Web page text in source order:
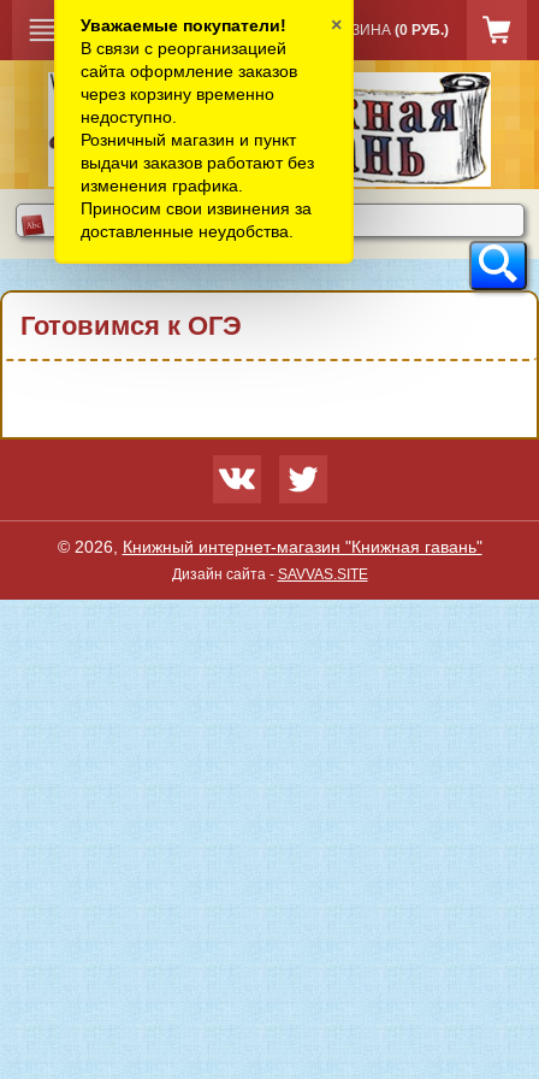
КОРЗИНА (0 РУБ.)
Готовимся к ОГЭ
© 2026, Книжный интернет-магазин "Книжная гавань"
Дизайн сайта - SAVVAS.SITE
Уважаемые покупатели!
В связи с реорганизацией
сайта оформление заказов
через корзину временно
недоступно.
Розничный магазин и пункт
выдачи заказов работают без
изменения графика.
Приносим свои извинения за
доставленные неудобства.
×